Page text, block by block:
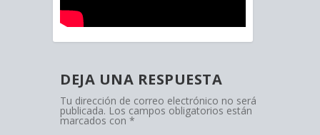
DEJA UNA RESPUESTA
Tu dirección de correo electrónico no será
publicada. Los campos obligatorios están
marcados con *